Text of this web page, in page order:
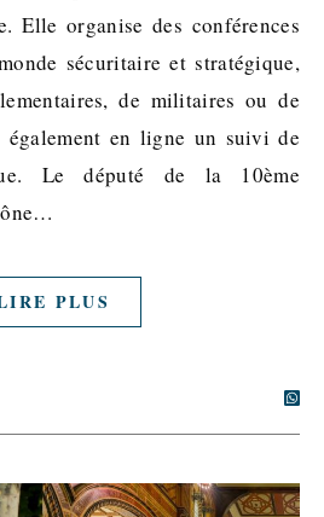
Elle organise des conférences
sécuritaire et stratégique,
de militaires ou de
également en ligne un suivi de
Le député de la 10ème
PLUS